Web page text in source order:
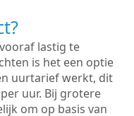
lastig te
is het een optie
uurtarief werkt, dit
uur. Bij grotere
om op basis van